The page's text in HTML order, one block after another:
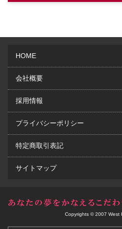
HOME
会社概要
採用情報
プライバシーポリシー
特定商取引表記
サイトマップ
Copyrights © 2007 West